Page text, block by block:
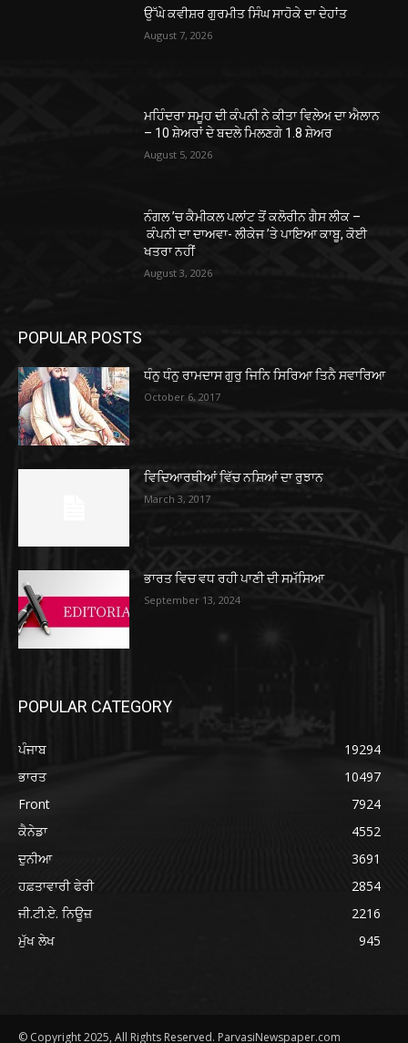
ਉੱਘੇ ਕਵੀਸ਼ਰ ਗੁਰਮੀਤ ਸਿੰਘ ਸਾਹੋਕੇ ਦਾ ਦੇਹਾਂਤ
August 7, 2026
ਮਹਿੰਦਰਾ ਸਮੂਹ ਦੀ ਕੰਪਨੀ ਨੇ ਕੀਤਾ ਵਿਲੇਅ ਦਾ ਐਲਾਨ
– 10 ਸ਼ੇਅਰਾਂ ਦੇ ਬਦਲੇ ਮਿਲਣਗੇ 1.8 ਸ਼ੇਅਰ
August 5, 2026
ਨੰਗਲ ’ਚ ਕੈਮੀਕਲ ਪਲਾਂਟ ਤੋਂ ਕਲੋਰੀਨ ਗੈਸ ਲੀਕ –
ਕੰਪਨੀ ਦਾ ਦਾਅਵਾ- ਲੀਕੇਜ ’ਤੇ ਪਾਇਆ ਕਾਬੂ, ਕੋਈ
ਖਤਰਾ ਨਹੀਂ
August 3, 2026
POPULAR POSTS
ਧੰਨੁ ਧੰਨੁ ਰਾਮਦਾਸ ਗੁਰੁ ਜਿਨਿ ਸਿਰਿਆ ਤਿਨੈ ਸਵਾਰਿਆ
October 6, 2017
ਵਿਦਿਆਰਥੀਆਂ ਵਿੱਚ ਨਸ਼ਿਆਂ ਦਾ ਰੁਝਾਨ
March 3, 2017
ਭਾਰਤ ਵਿਚ ਵਧ ਰਹੀ ਪਾਣੀ ਦੀ ਸਮੱਸਿਆ
September 13, 2024
POPULAR CATEGORY
ਪੰਜਾਬ
19294
ਭਾਰਤ
10497
Front
7924
ਕੈਨੇਡਾ
4552
ਦੁਨੀਆ
3691
ਹਫ਼ਤਾਵਾਰੀ ਫੇਰੀ
2854
ਜੀ.ਟੀ.ਏ. ਨਿਊਜ਼
2216
ਮੁੱਖ ਲੇਖ
945
© Copyright 2025, All Rights Reserved. ParvasiNewspaper.com